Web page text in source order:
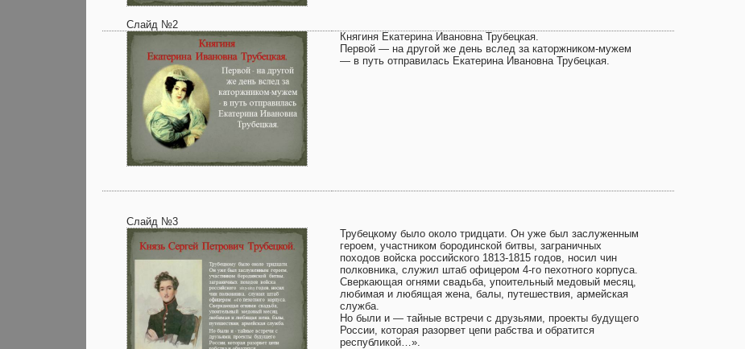
Слайд №2
Княгиня Екатерина Ивановна Трубецкая.
Первой — на другой же день вслед за каторжником-мужем
— в путь отправилась Екатерина Ивановна Трубецкая.
Слайд №3
Трубецкому было около тридцати. Он уже был заслуженным
героем, участником бородинской битвы, заграничных
походов войска российского 1813-1815 годов, носил чин
полковника, служил штаб офицером 4-го пехотного корпуса.
Сверкающая огнями свадьба, упоительный медовый месяц,
любимая и любящая жена, балы, путешествия, армейская
служба.
Но были и — тайные встречи с друзьями, проекты будущего
России, которая разорвет цепи рабства и обратится
республикой…».